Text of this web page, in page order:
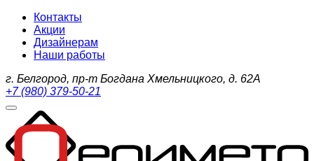
Контакты
Акции
Дизайнерам
Наши работы
г. Белгород, пр-т Богдана Хмельницкого, д. 62А
+7 (980) 379-50-21